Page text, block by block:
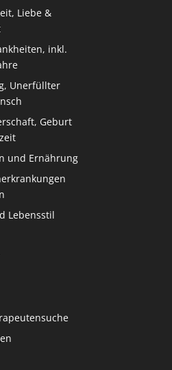
Liebe &
inkl.
Unerfüllter
Geburt
und Ernährung
Lebensstil